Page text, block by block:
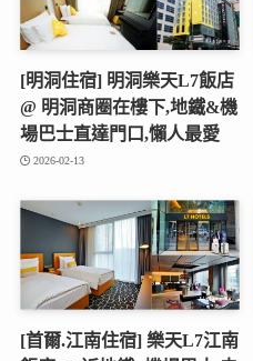
[明洞住宿] 明洞樂天L7飯店
@ 明洞商圈在樓下,地鐵&機
場巴士直達門口,懶人最愛
2026-02-13
[首爾.江南住宿] 樂天L7江南